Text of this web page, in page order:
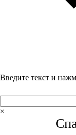
Введите текст и
×